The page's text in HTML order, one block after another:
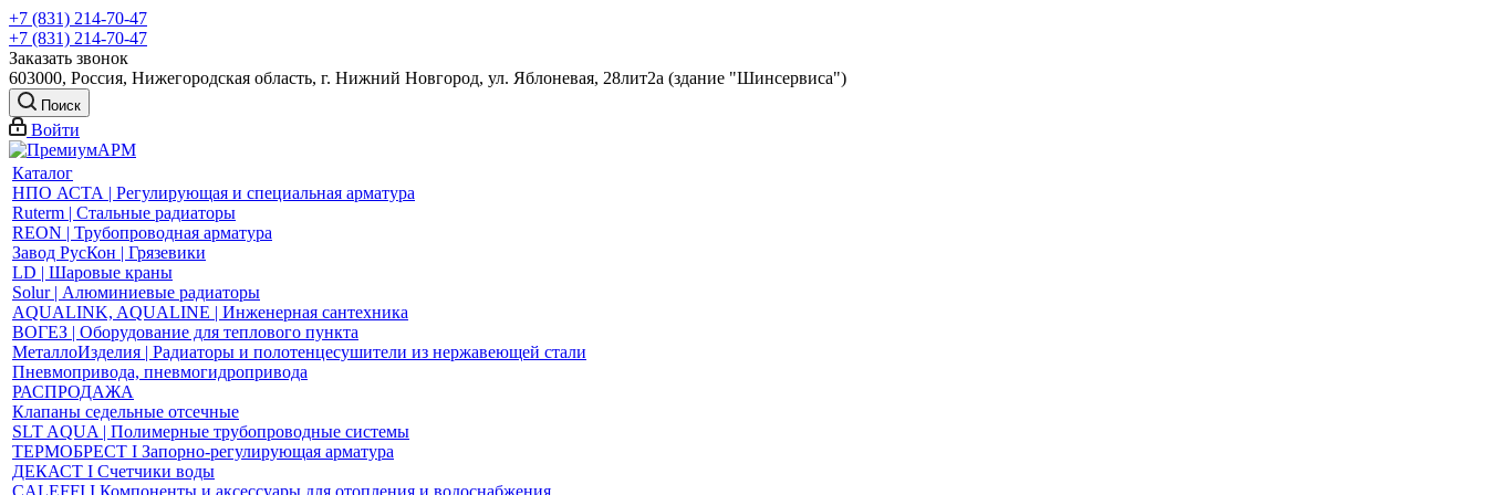
+7 (831) 214-70-47
+7 (831) 214-70-47
Заказать звонок
603000, Россия, Нижегородская область, г. Нижний Новгород, ул. Яблоневая, 28лит2а (здание "Шинсервиса")
Поиск
Войти
Каталог
НПО АСТА | Регулирующая и специальная арматура
Ruterm | Стальные радиаторы
REON | Трубопроводная арматура
Завод РусКон | Грязевики
LD | Шаровые краны
Solur | Алюминиевые радиаторы
AQUALINK, AQUALINE | Инженерная сантехника
ВОГЕЗ | Оборудование для теплового пункта
МеталлоИзделия | Радиаторы и полотенцесушители из нержавеющей стали
Пневмопривода, пневмогидропривода
РАСПРОДАЖА
Клапаны седельные отсечные
SLT AQUA | Полимерные трубопроводные системы
ТЕРМОБРЕСТ І Запорно-регулирующая арматура
ДЕКАСТ І Счетчики воды
CALEFFI І Компоненты и аксессуары для отопления и водоснабжения